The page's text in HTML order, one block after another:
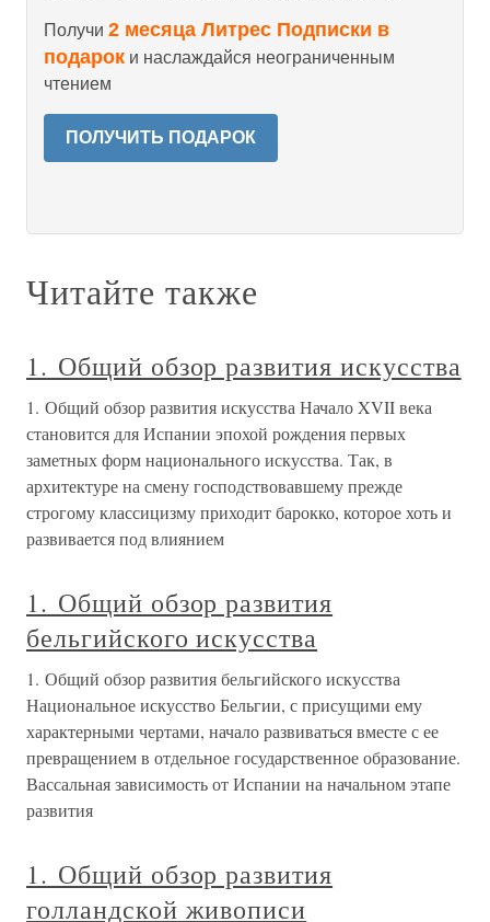
Получи 2 месяца Литрес Подписки в
подарок и наслаждайся неограниченным
чтением
ПОЛУЧИТЬ ПОДАРОК
Читайте также
1. Общий обзор развития искусства
1. Общий обзор развития искусства Начало XVII века
становится для Испании эпохой рождения первых
заметных форм национального искусства. Так, в
архитектуре на смену господствовавшему прежде
строгому классицизму приходит барокко, которое хоть и
развивается под влиянием
1. Общий обзор развития
бельгийского искусства
1. Общий обзор развития бельгийского искусства
Национальное искусство Бельгии, с присущими ему
характерными чертами, начало развиваться вместе с ее
превращением в отдельное государственное образование.
Вассальная зависимость от Испании на начальном этапе
развития
1. Общий обзор развития
голландской живописи